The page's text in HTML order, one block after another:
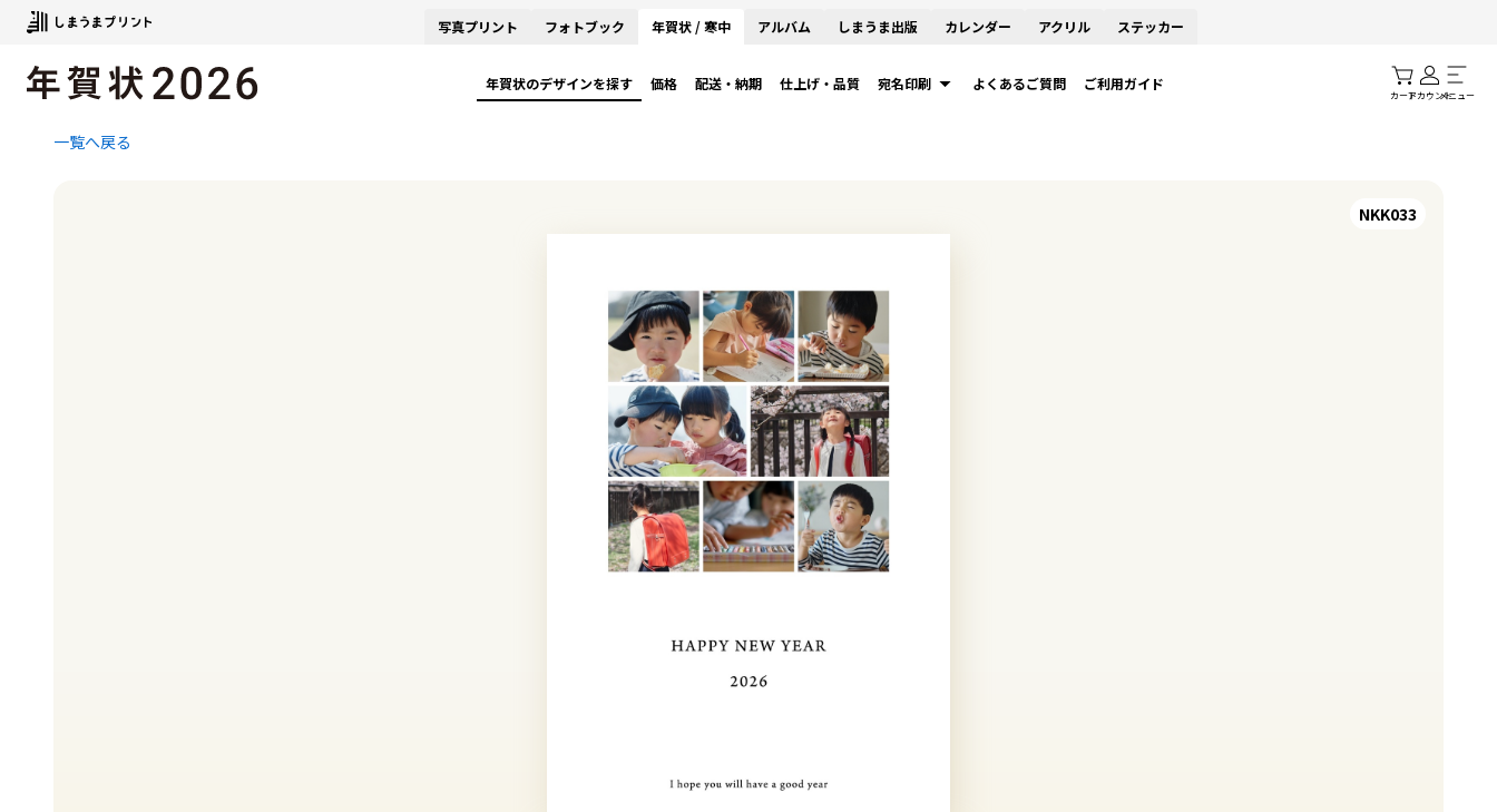
写真プリント フォトブック 年賀状 / 寒中 アルバム しまうま出版 カレンダー アクリル ステッカー
年賀状のデザインを探す 価格 配送・納期 仕上げ・品質 宛名印刷 よくあるご質問 ご利用ガイド
カートアカウントメニュー
一覧へ戻る
NKK033